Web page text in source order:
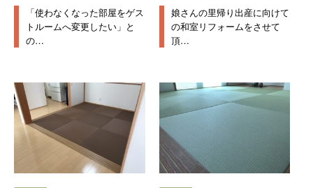
「使わなくなった部屋をゲス
トルームへ変更したい」と
の…
娘さんの里帰り出産に向けて
の和室リフォームをさせて
頂…